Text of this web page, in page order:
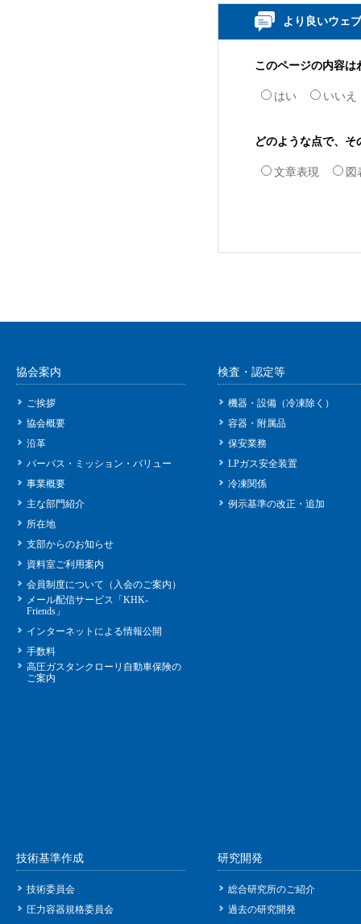
より良いウェ
このページの内容は
はい いいえ
どのような点で、
文章表現 図
協会案内
ご挨拶
協会概要
沿革
パーパス・ミッション・バリュー
事業概要
主な部門紹介
所在地
支部からのお知らせ
資料室ご利用案内
会員制度について（入会のご案内）
メール配信サービス「KHK-
Friends」
インターネットによる情報公開
手数料
高圧ガスタンクローリ自動車保険の
ご案内
検査・認定等
機器・設備（冷凍除く）
容器・附属品
保安業務
LPガス安全装置
冷凍関係
例示基準の改正・追加
技術基準作成
技術委員会
圧力容器規格委員会
研究開発
総合研究所のご紹介
過去の研究開発